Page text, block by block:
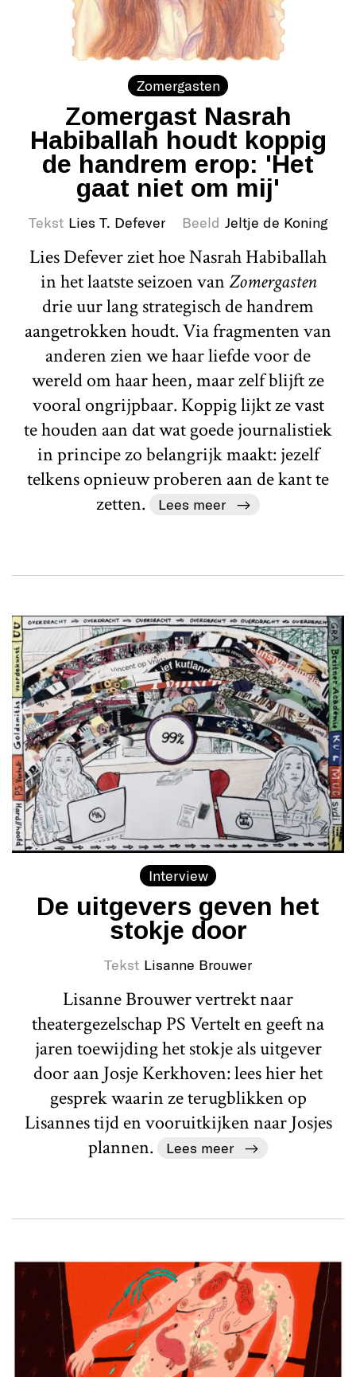
Zomergasten
Zomergast Nasrah
Habiballah houdt koppig
de handrem erop: 'Het
gaat niet om mij'
Tekst Lies T. Defever Beeld Jeltje de Koning
Lies Defever ziet hoe Nasrah Habiballah
in het laatste seizoen vanZomergasten
drie uur lang strategisch de handrem
aangetrokken houdt. Via fragmenten van
anderen zien we haar liefde voor de
wereld om haar heen, maar zelf blijft ze
vooral ongrijpbaar. Koppig lijkt ze vast
te houden aan dat wat goede journalistiek
in principe zo belangrijk maakt: jezelf
telkens opnieuw proberen aan de kant te
zetten.
Lees meer
Interview
De uitgevers geven het
stokje door
Tekst Lisanne Brouwer
Lisanne Brouwer vertrekt naar
theatergezelschap PS Vertelt en geeft na
jaren toewijding het stokje als uitgever
door aan Josje Kerkhoven: lees hier het
gesprek waarin ze terugblikken op
Lisannes tijd en vooruitkijken naar Josjes
plannen.
Lees meer